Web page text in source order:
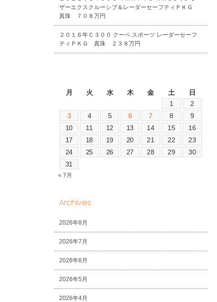
ザーエクスクルーシブ＆レーダーセーフティＰＫＧ
真珠 ７０８万円
２０１６年Ｃ３００ クーペ スポーツ レーダーセーフ
ティＰＫＧ 真珠 ２３８万円
月
火 水 木 金 土
日
1
2
3
4 5 6 7 8
9
10
11 12 13 14 15
16
17
18 19 20 21 22
23
24
25 26 27 28 29
30
31
« 7月
Archives
2026年8月
2026年7月
2026年6月
2026年5月
2026年4月